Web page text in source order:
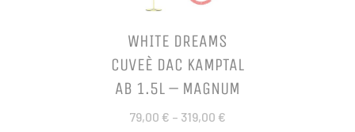
WHITE DREAMS
CUVEÈ DAC KAMPTAL
AB 1.5L – MAGNUM
79,00 € – 319,00 €